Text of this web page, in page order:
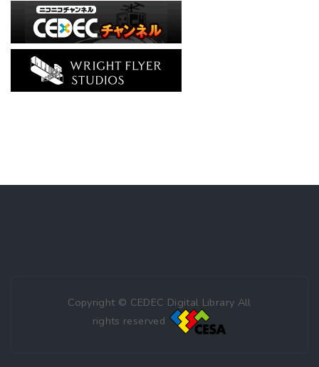
Copyright © CEDEC Digital Library All
rights reserved